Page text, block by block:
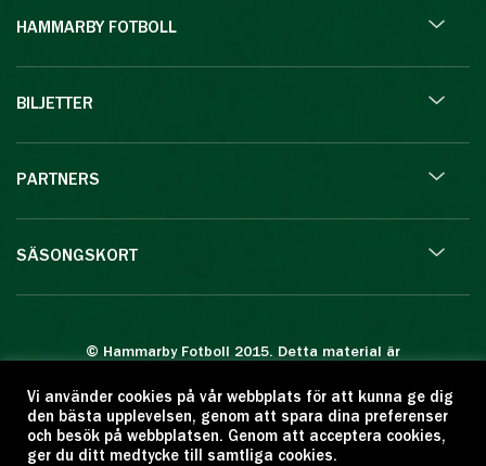
HAMMARBY FOTBOLL
BILJETTER
PARTNERS
SÄSONGSKORT
© Hammarby Fotboll 2015. Detta material är
Eftertryck eller annan kopiering är förbjuden.
Citera oss gärna men ange källan:
www.hammarbyfotboll.se. Ansvarig utgivare:
Vi använder cookies på vår webbplats för att kunna ge dig
den bästa upplevelsen, genom att spara dina preferenser
och besök på webbplatsen. Genom att acceptera cookies,
ger du ditt medtycke till samtliga cookies.